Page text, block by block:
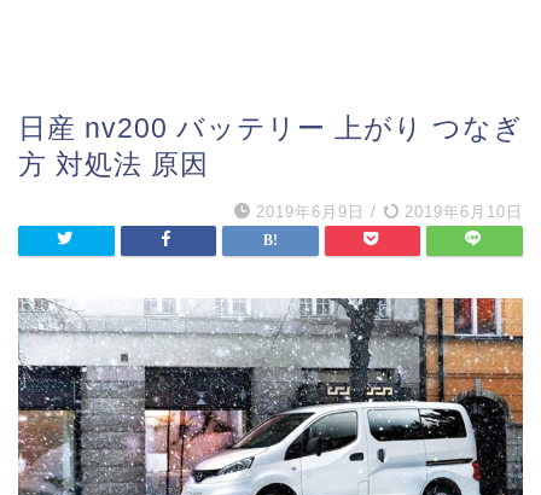
日産 nv200 バッテリー 上がり つなぎ
方 対処法 原因
2019年6月9日 / 2019年6月10日